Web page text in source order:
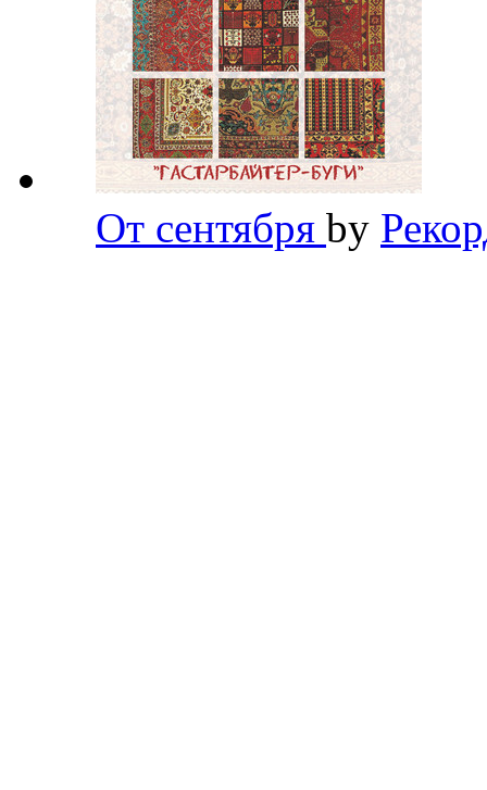
От сентября by